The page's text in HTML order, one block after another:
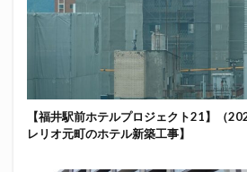
【福井駅前ホテルプロジェクト21】（
レリオ元町のホテル新築工事】